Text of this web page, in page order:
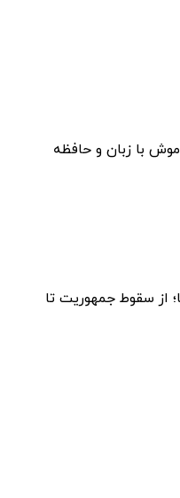
با زبان و حافظه
سقوط جمهوریت تا